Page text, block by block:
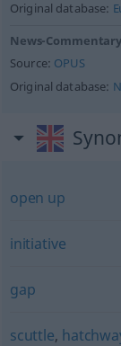
Original database:
News-Commentary
Source: OPUS
Original database:
open up
initiative
gap
scuttle,